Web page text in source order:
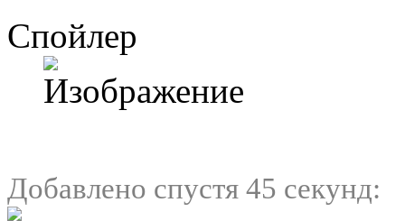
Спойлер
Добавлено спустя 45 секунд: